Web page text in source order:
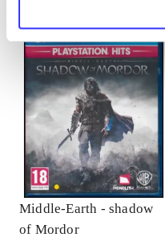
Middle-Earth - shadow
of Mordor